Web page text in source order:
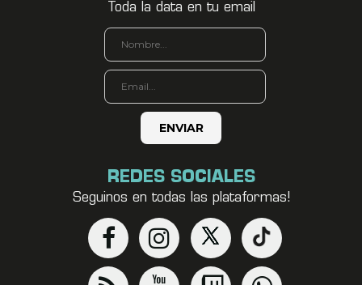
Toda la data en tu email
REDES SOCIALES
Seguinos en todas las plataformas!